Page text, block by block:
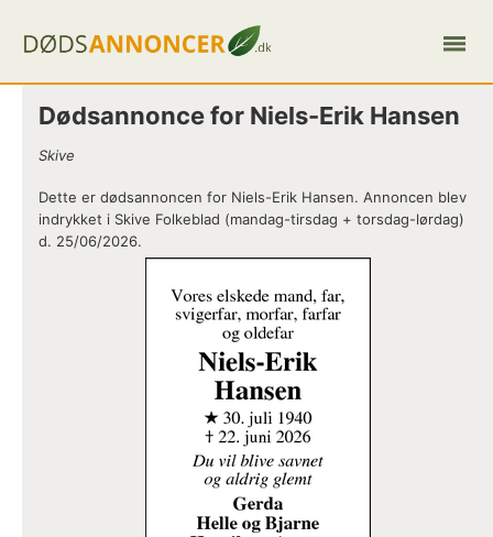
Dødsannonce for Niels-Erik Hansen
Skive
Dette er dødsannoncen for Niels-Erik Hansen. Annoncen blev
indrykket i Skive Folkeblad (mandag-tirsdag + torsdag-lørdag)
d. 25/06/2026.